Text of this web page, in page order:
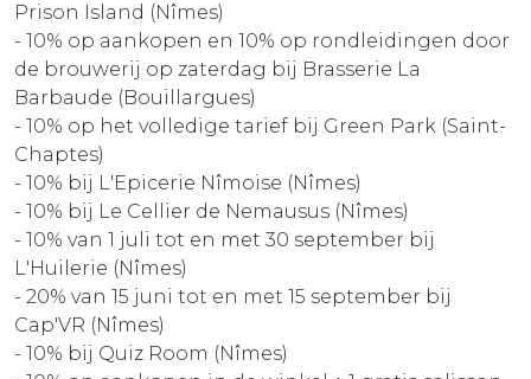
Prison Island (Nîmes)
- 10% op aankopen en 10% op rondleidingen door
de brouwerij op zaterdag bij Brasserie La
Barbaude (Bouillargues)
- 10% op het volledige tarief bij Green Park (Saint-
Chaptes)
- 10% bij L'Epicerie Nîmoise (Nîmes)
- 10% bij Le Cellier de Nemausus (Nîmes)
- 10% van 1 juli tot en met 30 september bij
L'Huilerie (Nîmes)
- 20% van 15 juni tot en met 15 september bij
Cap'VR (Nîmes)
- 10% bij Quiz Room (Nîmes)